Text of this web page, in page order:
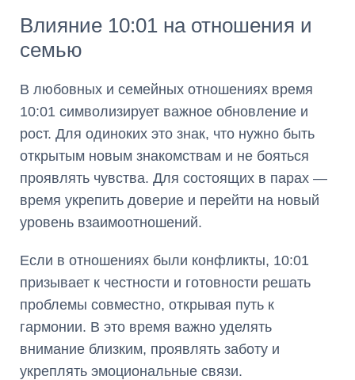
Влияние 10:01 на отношения и
семью
В любовных и семейных отношениях время
10:01 символизирует важное обновление и
рост. Для одиноких это знак, что нужно быть
открытым новым знакомствам и не бояться
проявлять чувства. Для состоящих в парах —
время укрепить доверие и перейти на новый
уровень взаимоотношений.
Если в отношениях были конфликты, 10:01
призывает к честности и готовности решать
проблемы совместно, открывая путь к
гармонии. В это время важно уделять
внимание близким, проявлять заботу и
укреплять эмоциональные связи.